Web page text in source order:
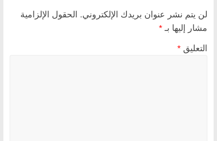
لن يتم نشر عنوان بريدك الإلكتروني. الحقول الإلزامية
مشار إليها بـ *
التعليق *